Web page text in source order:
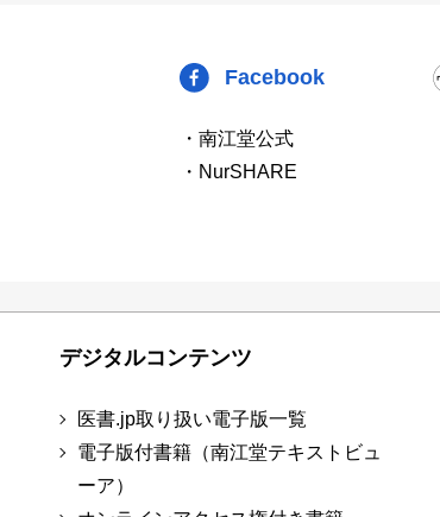
Facebook
・南江堂公式
・NurSHARE
デジタルコンテンツ
医書.jp取り扱い電子版一覧
電子版付書籍（南江堂テキストビュ
ーア）